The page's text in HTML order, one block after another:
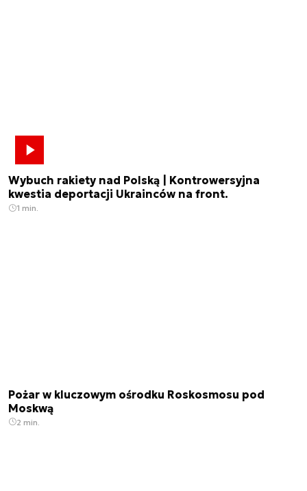
Wybuch rakiety nad Polską | Kontrowersyjna
kwestia deportacji Ukrainców na front.
1 min.
Pożar w kluczowym ośrodku Roskosmosu pod
Moskwą
2 min.